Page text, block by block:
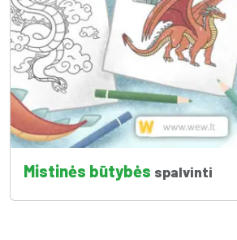
Mistinės būtybės spalvinti